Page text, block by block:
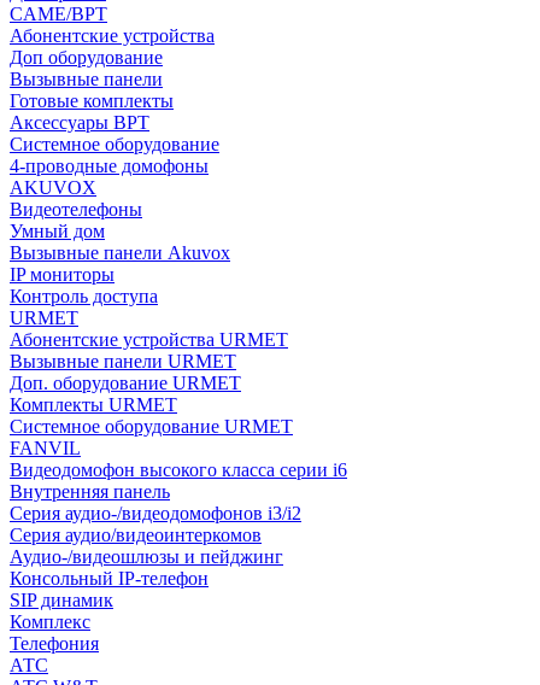
CAME/BPT
Абонентские устройства
Доп оборудование
Вызывные панели
Готовые комплекты
Аксессуары BPT
Системное оборудование
4-проводные домофоны
AKUVOX
Видеотелефоны
Умный дом
Вызывные панели Akuvox
IP мониторы
Контроль доступа
URMET
Абонентские устройства URMET
Вызывные панели URMET
Доп. оборудование URMET
Комплекты URMET
Системное оборудование URMET
FANVIL
Видеодомофон высокого класса серии i6
Внутренняя панель
Серия аудио-/видеодомофонов i3/i2
Серия аудио/видеоинтеркомов
Аудио-/видеошлюзы и пейджинг
Консольный IP-телефон
SIP динамик
Комплекс
Телефония
АТС